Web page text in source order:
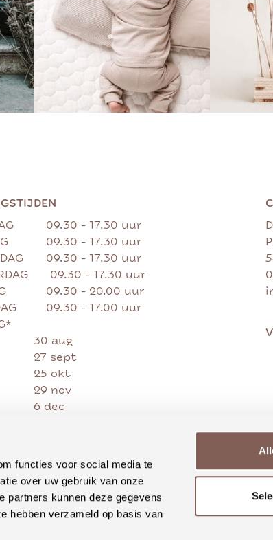
functies voor social media te
over uw gebruik van onze
partners kunnen deze gegevens
hebben verzameld op basis van
09.30 - 17.30 uur
09.30 - 17.30 uur
09.30 - 17.30 uur
09.30 - 17.30 uur
09.30 - 20.00 uur
09.30 - 17.00 uur
30 aug
27 sept
25 okt
29 nov
6 dec